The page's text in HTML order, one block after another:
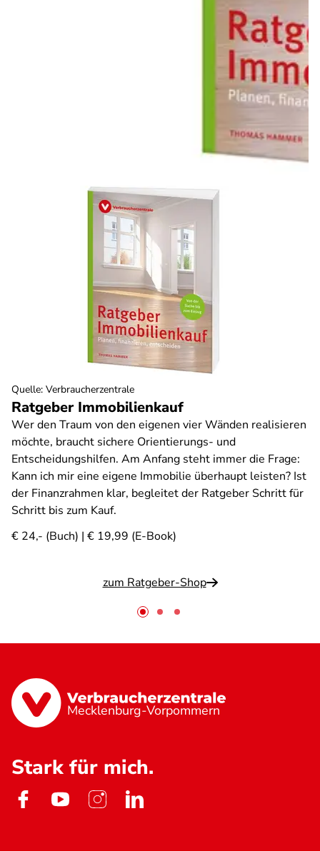
Ratgeber Immobilienkauf
Wer den Traum von den eigenen vier Wänden realisieren
möchte, braucht sichere Orientierungs- und
Entscheidungshilfen. Am Anfang steht immer die Frage:
Kann ich mir eine eigene Immobilie überhaupt leisten? Ist
der Finanzrahmen klar, begleitet der Ratgeber Schritt für
Schritt bis zum Kauf.
€ 24,- (Buch) | € 19,99 (E-Book)
zum Ratgeber-Shop
Quelle: Verbraucherzentrale
Mecklenburg-Vorpommern
Stark für mich.